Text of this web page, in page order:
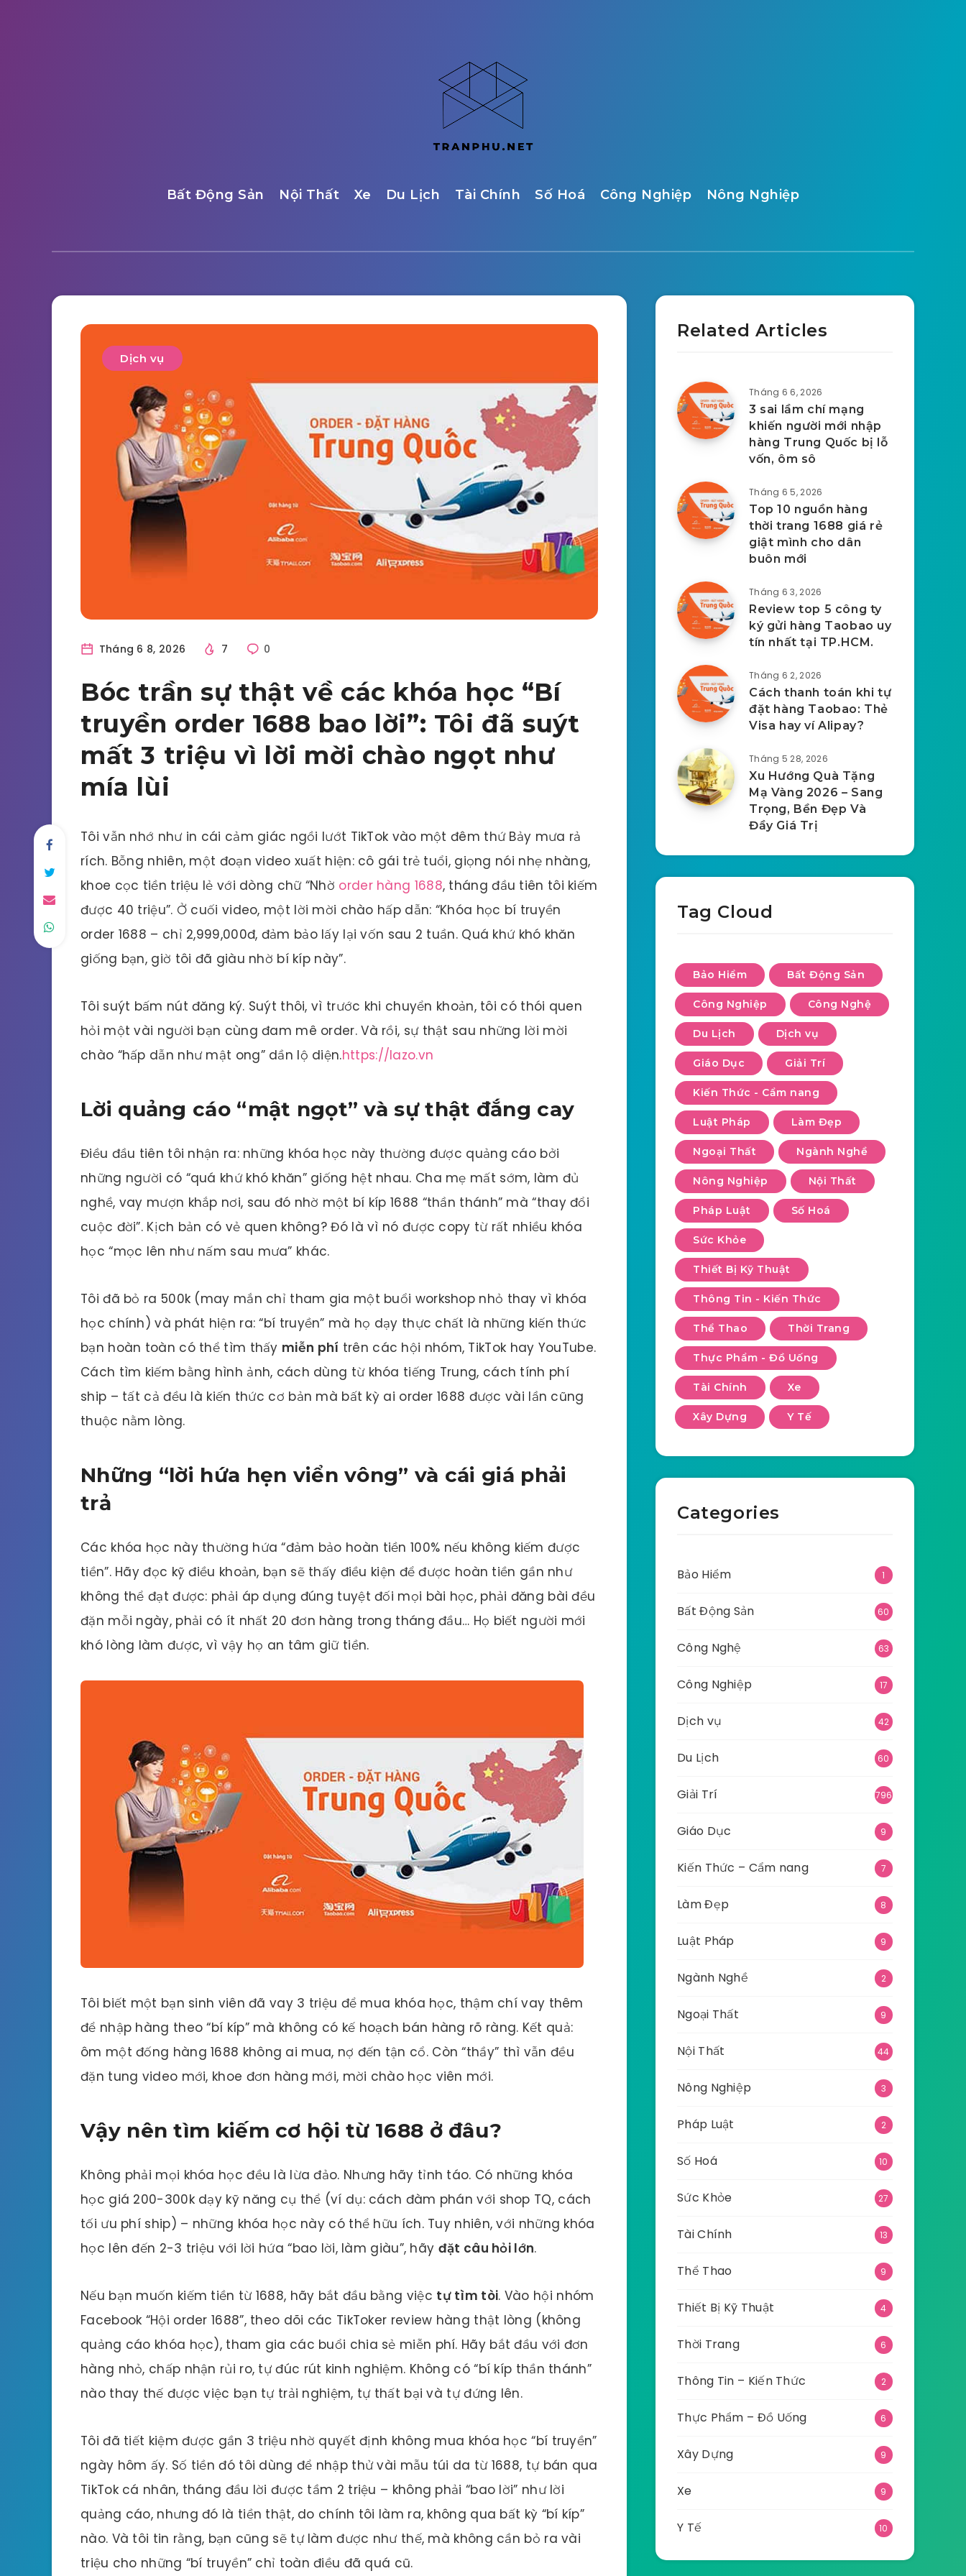
Bất Động Sản Nội Thất Xe Du Lịch Tài Chính Số Hoá Công Nghiệp Nông Nghiệp
Dịch vụ
Tháng 6 8, 2026 7 0
Bóc trần sự thật về các khóa học “Bí
truyền order 1688 bao lời”: Tôi đã suýt
mất 3 triệu vì lời mời chào ngọt như
mía lùi
Tôi vẫn nhớ như in cái cảm giác ngồi lướt TikTok vào một đêm thứ Bảy mưa rả
rích. Bỗng nhiên, một đoạn video xuất hiện: cô gái trẻ tuổi, giọng nói nhẹ nhàng,
khoe cọc tiền triệu lẻ với dòng chữ “Nhờ order hàng 1688, tháng đầu tiên tôi kiếm
được 40 triệu”. Ở cuối video, một lời mời chào hấp dẫn: “Khóa học bí truyền
order 1688 – chỉ 2,999,000đ, đảm bảo lấy lại vốn sau 2 tuần. Quá khứ khó khăn
giống bạn, giờ tôi đã giàu nhờ bí kíp này”.
Tôi suýt bấm nút đăng ký. Suýt thôi, vì trước khi chuyển khoản, tôi có thói quen
hỏi một vài người bạn cùng đam mê order. Và rồi, sự thật sau những lời mời
chào “hấp dẫn như mật ong” dần lộ diện.https://lazo.vn
Lời quảng cáo “mật ngọt” và sự thật đắng cay
Điều đầu tiên tôi nhận ra: những khóa học này thường được quảng cáo bởi
những người có “quá khứ khó khăn” giống hệt nhau. Cha mẹ mất sớm, làm đủ
nghề, vay mượn khắp nơi, sau đó nhờ một bí kíp 1688 “thần thánh” mà “thay đổi
cuộc đời”. Kịch bản có vẻ quen không? Đó là vì nó được copy từ rất nhiều khóa
học “mọc lên như nấm sau mưa” khác.
Tôi đã bỏ ra 500k (may mắn chỉ tham gia một buổi workshop nhỏ thay vì khóa
học chính) và phát hiện ra: “bí truyền” mà họ dạy thực chất là những kiến thức
bạn hoàn toàn có thể tìm thấy miễn phí trên các hội nhóm, TikTok hay YouTube.
Cách tìm kiếm bằng hình ảnh, cách dùng từ khóa tiếng Trung, cách tính phí
ship – tất cả đều là kiến thức cơ bản mà bất kỳ ai order 1688 được vài lần cũng
thuộc nằm lòng.
Những “lời hứa hẹn viển vông” và cái giá phải
trả
Các khóa học này thường hứa “đảm bảo hoàn tiền 100% nếu không kiếm được
tiền”. Hãy đọc kỹ điều khoản, bạn sẽ thấy điều kiện để được hoàn tiền gần như
không thể đạt được: phải áp dụng đúng tuyệt đối mọi bài học, phải đăng bài đều
đặn mỗi ngày, phải có ít nhất 20 đơn hàng trong tháng đầu… Họ biết người mới
khó lòng làm được, vì vậy họ an tâm giữ tiền.
Tôi biết một bạn sinh viên đã vay 3 triệu để mua khóa học, thậm chí vay thêm
để nhập hàng theo “bí kíp” mà không có kế hoạch bán hàng rõ ràng. Kết quả:
ôm một đống hàng 1688 không ai mua, nợ đến tận cổ. Còn “thầy” thì vẫn đều
đặn tung video mới, khoe đơn hàng mới, mời chào học viên mới.
Vậy nên tìm kiếm cơ hội từ 1688 ở đâu?
Không phải mọi khóa học đều là lừa đảo. Nhưng hãy tỉnh táo. Có những khóa
học giá 200-300k dạy kỹ năng cụ thể (ví dụ: cách đàm phán với shop TQ, cách
tối ưu phí ship) – những khóa học này có thể hữu ích. Tuy nhiên, với những khóa
học lên đến 2-3 triệu với lời hứa “bao lời, làm giàu”, hãy đặt câu hỏi lớn.
Nếu bạn muốn kiếm tiền từ 1688, hãy bắt đầu bằng việc tự tìm tòi. Vào hội nhóm
Facebook “Hội order 1688”, theo dõi các TikToker review hàng thật lòng (không
quảng cáo khóa học), tham gia các buổi chia sẻ miễn phí. Hãy bắt đầu với đơn
hàng nhỏ, chấp nhận rủi ro, tự đúc rút kinh nghiệm. Không có “bí kíp thần thánh”
nào thay thế được việc bạn tự trải nghiệm, tự thất bại và tự đứng lên.
Tôi đã tiết kiệm được gần 3 triệu nhờ quyết định không mua khóa học “bí truyền”
ngày hôm ấy. Số tiền đó tôi dùng để nhập thử vài mẫu túi da từ 1688, tự bán qua
TikTok cá nhân, tháng đầu lời được tầm 2 triệu – không phải “bao lời” như lời
quảng cáo, nhưng đó là tiền thật, do chính tôi làm ra, không qua bất kỳ “bí kíp”
nào. Và tôi tin rằng, bạn cũng sẽ tự làm được như thế, mà không cần bỏ ra vài
triệu cho những “bí truyền” chỉ toàn điều đã quá cũ.
Related Articles
Tháng 6 6, 2026
3 sai lầm chí mạng
khiến người mới nhập
hàng Trung Quốc bị lỗ
vốn, ôm sô
Tháng 6 5, 2026
Top 10 nguồn hàng
thời trang 1688 giá rẻ
giật mình cho dân
buôn mới
Tháng 6 3, 2026
Review top 5 công ty
ký gửi hàng Taobao uy
tín nhất tại TP.HCM.
Tháng 6 2, 2026
Cách thanh toán khi tự
đặt hàng Taobao: Thẻ
Visa hay ví Alipay?
Tháng 5 28, 2026
Xu Hướng Quà Tặng
Mạ Vàng 2026 – Sang
Trọng, Bền Đẹp Và
Đầy Giá Trị
Tag Cloud
Bảo Hiểm Bất Động Sản
Công Nghiệp Công Nghệ
Du Lịch Dịch vụ
Giáo Dục Giải Trí
Kiến Thức - Cẩm nang
Luật Pháp Làm Đẹp
Ngoại Thất Ngành Nghề
Nông Nghiệp Nội Thất
Pháp Luật Số Hoá
Sức Khỏe
Thiết Bị Kỹ Thuật
Thông Tin - Kiến Thức
Thể Thao Thời Trang
Thực Phẩm - Đồ Uống
Tài Chính Xe
Xây Dựng Y Tế
Categories
Bảo Hiểm 1
Bất Động Sản 60
Công Nghệ 63
Công Nghiệp 17
Dịch vụ 42
Du Lịch 60
Giải Trí 796
Giáo Dục 9
Kiến Thức – Cẩm nang 7
Làm Đẹp 8
Luật Pháp 9
Ngành Nghề 2
Ngoại Thất 9
Nội Thất 44
Nông Nghiệp 3
Pháp Luật 2
Số Hoá 10
Sức Khỏe 27
Tài Chính 13
Thể Thao 9
Thiết Bị Kỹ Thuật 4
Thời Trang 6
Thông Tin – Kiến Thức 2
Thực Phẩm – Đồ Uống 6
Xây Dựng 9
Xe 9
Y Tế 10